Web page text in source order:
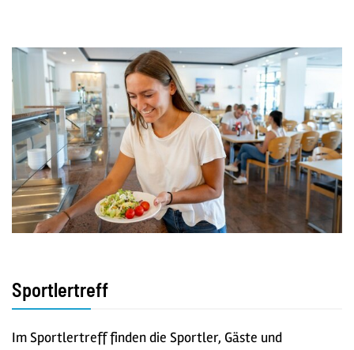
Sportlertreff
Im Sportlertreff finden die Sportler, Gäste und